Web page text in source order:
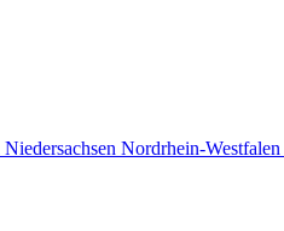
Niedersachsen Nordrhein-Westfalen